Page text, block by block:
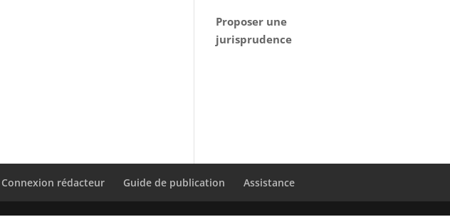
Proposer une
jurisprudence
Connexion rédacteur Guide de publication Assistance